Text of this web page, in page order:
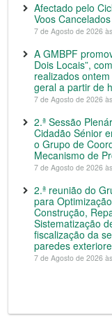
Afectado pelo
Voos Cancelados
7 de Agosto de 2026
A GMBPF
Dois Locais”,
realizados
geral a partir de
7 de Agosto de 2026
2.ª Sessão
Cidadão Sénior
o Grupo de
Mecanismo de
7 de Agosto de 2026
2.ª reunião do
para
Construção,
Sistematização
fiscalização da
paredes
7 de Agosto de 2026